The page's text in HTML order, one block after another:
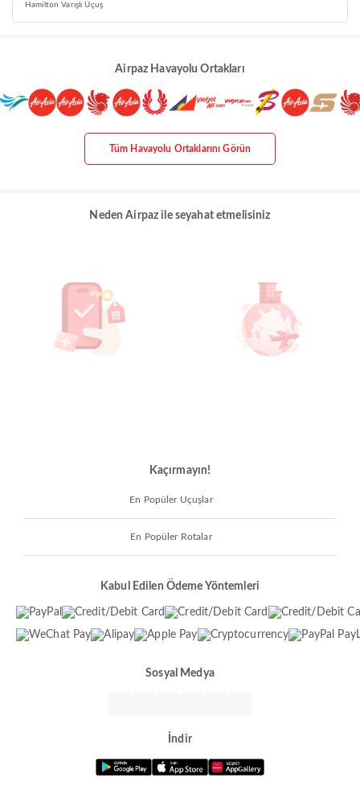
Hamilton Varışlı Uçuş
Airpaz Havayolu Ortakları
Tüm Havayolu Ortaklarını Görün
Neden Airpaz ile seyahat etmelisiniz
Kaçırmayın!
En Popüler Uçuşlar
En Popüler Rotalar
Kabul Edilen Ödeme Yöntemleri
Sosyal Medya
İndir